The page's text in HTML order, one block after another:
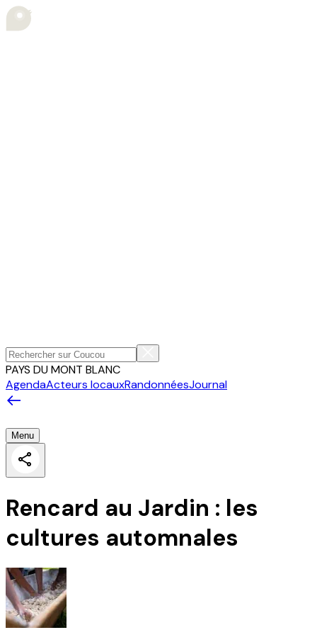
PAYS DU MONT BLANC
AgendaActeurs locauxRandonnéesJournal
Menu
Rencard au Jardin : les
cultures automnales